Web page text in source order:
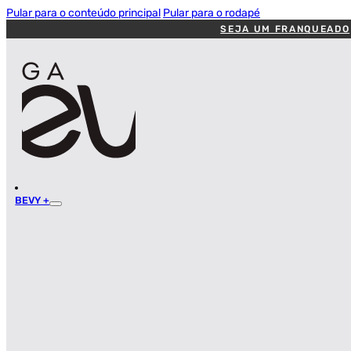
Pular para o conteúdo principal Pular para o rodapé
SEJA UM FRANQUEADO
BEVY +